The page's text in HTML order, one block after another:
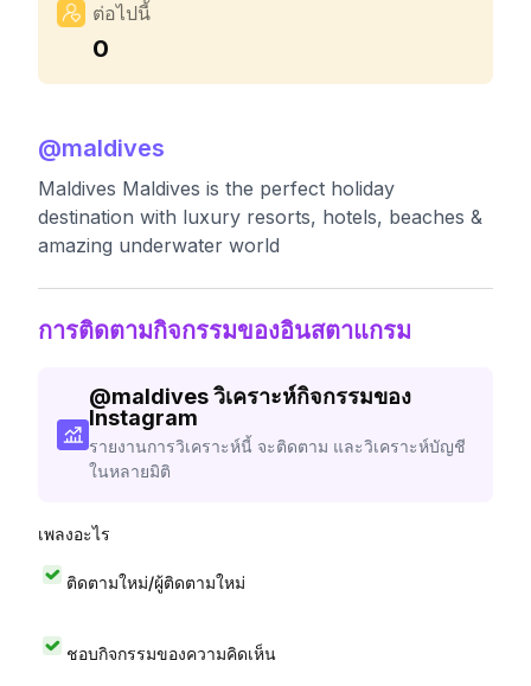
ต่อไปนี้
0
@maldives
Maldives Maldives is the perfect holiday
destination with luxury resorts, hotels, beaches &
amazing underwater world
การติดตามกิจกรรมของอินสตาแกรม
@maldivesวิเคราะห์กิจกรรมของ
Instagram
รายงานการวิเคราะห์นี้ จะติดตาม และวิเคราะห์บัญชี
ในหลายมิติ
เพลงอะไร
ติดตามใหม่/ผู้ติดตามใหม่
ชอบกิจกรรมของความคิดเห็น